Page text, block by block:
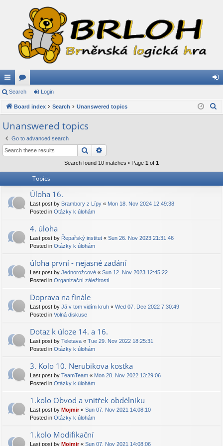
ui
ck
lin
ks
or
u
s
in
Search Login
Board index Search Unanswered topics
Unanswered topics
Go to advanced search
Search
Search found 10 matches • Page 1 of 1
Topics
Úloha 16.
Last post by Brambory z Lípy « Mon 18. Nov 2024 12:49:38
Posted in Otázky k úlohám
4. úloha
Last post by Řepařský institut « Sun 26. Nov 2023 21:31:46
Posted in Otázky k úlohám
úloha první - nejasné zadání
Last post by Jednorožcové « Sun 12. Nov 2023 12:45:22
Posted in Organizační záležitosti
Doprava na finále
Last post by Já v tom vidím kruh « Wed 07. Dec 2022 7:30:49
Posted in Volná diskuse
Dotaz k úloze 14. a 16.
Last post by Teletava « Tue 29. Nov 2022 18:25:31
Posted in Otázky k úlohám
3. Kolo 10. Nerubikova kostka
Last post by TeamTeam « Mon 28. Nov 2022 13:29:06
Posted in Otázky k úlohám
1.kolo Obvod a vnitřek obdélníku
Last post by Mojmir« Sun 07. Nov 2021 14:08:10
Posted in Otázky k úlohám
1.kolo Modifikační
Last post by Mojmir« Sun 07. Nov 2021 14:08:06